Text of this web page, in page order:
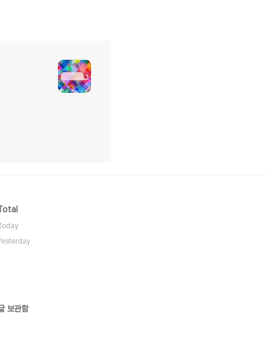
보관함